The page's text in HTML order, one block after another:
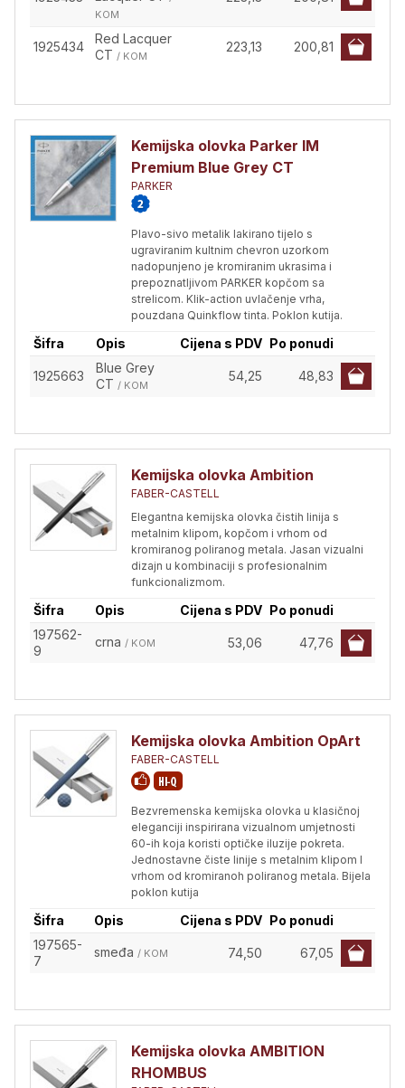
KOM
1925434
Red Lacquer
CT / KOM
223,13 200,81
Kemijska olovka Parker IM
Premium Blue Grey CT
PARKER
Plavo-sivo metalik lakirano tijelo s
ugraviranim kultnim chevron uzorkom
nadopunjeno je kromiranim ukrasima i
prepoznatljivom PARKER kopčom sa
strelicom. Klik-action uvlačenje vrha,
pouzdana Quinkflow tinta. Poklon kutija.
Šifra Opis Cijena s PDV Po ponudi
1925663
Blue Grey
CT / KOM
54,25 48,83
Kemijska olovka Ambition
FABER-CASTELL
Elegantna kemijska olovka čistih linija s
metalnim klipom, kopčom i vrhom od
kromiranog poliranog metala. Jasan vizualni
dizajn u kombinaciji s profesionalnim
funkcionalizmom.
Šifra Opis Cijena s PDV Po ponudi
197562-
9
crna / KOM 53,06 47,76
Kemijska olovka Ambition OpArt
FABER-CASTELL
Bezvremenska kemijska olovka u klasičnoj
eleganciji inspirirana vizualnom umjetnosti
60-ih koja koristi optičke iluzije pokreta.
Jednostavne čiste linije s metalnim klipom I
vrhom od kromiranoh poliranog metala. Bijela
poklon kutija
Šifra Opis Cijena s PDV Po ponudi
197565-
7
smeđa / KOM 74,50 67,05
Kemijska olovka AMBITION
RHOMBUS